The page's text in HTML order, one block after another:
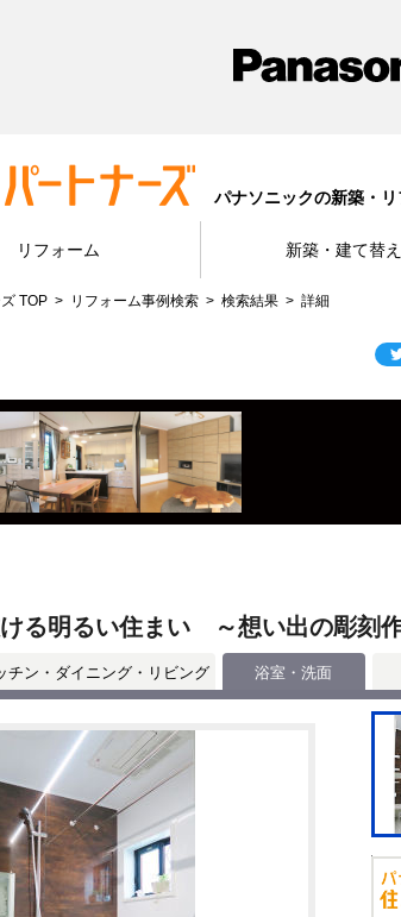
パナソニックの新築・
リフォーム 新築・建て替え
TOP リフォーム事例検索 検索結果 詳細
る明るい住まい ～想い出の彫刻
チン・ダイニング・リビング 浴室・洗面